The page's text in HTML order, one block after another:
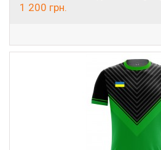
1 200 грн.